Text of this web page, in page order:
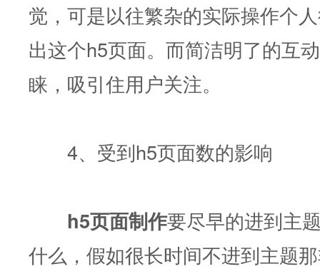
觉，可是以往繁杂的实际操作个
出这个h5页面。而简洁明了的互
睐，吸引住用户关注。
4、受到h5页面数的影响
h5页面制作要尽早的进到主
什么，假如很长时间不进到主题